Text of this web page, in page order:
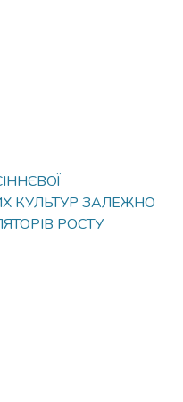
КУЛЬТУР ЗАЛЕЖНО
РОСТУ